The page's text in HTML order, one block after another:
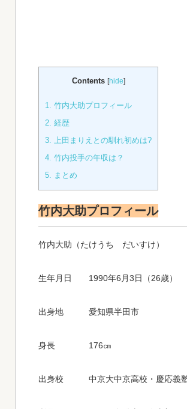
Contents [hide]
1. 竹内大助プロフィール
2. 経歴
3. 上田まりえとの馴れ初めは?
4. 竹内投手の年収は？
5. まとめ
竹内大助プロフィール
竹内大助（たけうち だいすけ）
生年月日 1990年6月3日（26歳）
出身地 愛知県半田市
身長 176㎝
出身校 中京大中京高校・慶応義